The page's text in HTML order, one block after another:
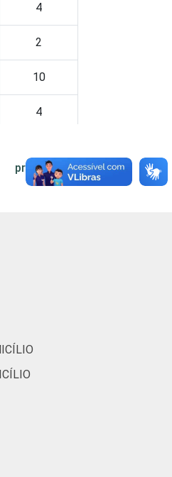
4
2
10
4
2
próxima